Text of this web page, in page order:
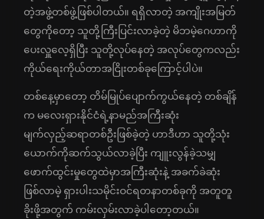
တဲ့အဖွဲ့တစ်ဖွဲ့ဖြစ်ပါတယ်။ ရရှိလာတဲ့ အကျိုးအမြတ်
တွေကိုတော့ သူတို့ကြီးပြင်းလာခဲ့တဲ့ မိဘမဲ့ဂေဟာကို
ပေးလှူလေ့ရှိပြီး သူတို့လုပ်နေတဲ့ အလုပ်တွေကလည်း
ကိုယ်ရေးကိုယ်တာအငြိုးတစ်ခုကြောင့်ပါပဲ။
တစ်နေ့မှာတော့ တိမ်မြုပ်ပျောက်ကွယ်နေတဲ့ တစ်ချိန်
က မလေးရှားနိုင်ငံရဲ့နာမည်အကြီးဆုံး
မျက်လှည့်ဆရာတစ်ဦးဖြစ်ခဲ့တဲ့ ဟာဒီဟာ သူတို့သုံး
ယောက်ကိုဆက်သွယ်လာခဲ့ပြီး ကျူးလွန်ခဲ့သမျှ
ဖောက်ထွင်းမှုတွေထဲမှာအကြီးဆုံးနဲ့ အခက်ခဲဆုံး
ဖြစ်လာမဲ့ ရှားပါးသမိုင်းဝင်ရတနာတစ်ခုကို အတူတူ
ခိုးဖို့အတွက် ကမ်းလှမ်းလာခဲ့ပါတော့တယ်။